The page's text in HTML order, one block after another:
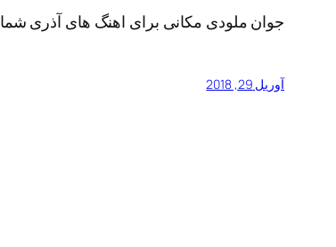
جوان ملودی مکانی برای اهنگ های آذری شما
آوریل 29, 2018